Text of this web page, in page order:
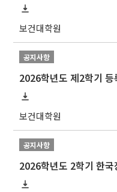
보건대학원
공지사항
보건대학원
공지사항